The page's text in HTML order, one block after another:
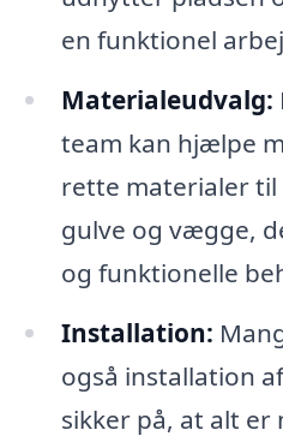
en funktionel
Materialeudvalg:
team kan hjælpe
rette materialer til
gulve og vægge,
og funktionelle
Installation:
også installation
sikker på, at alt